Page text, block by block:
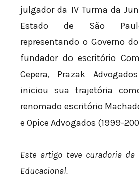
julgador da IV Turma da
Estado de São Paulo
representando o Governo
fundador do escritório
Cepera, Prazak
iniciou sua trajetória
renomado escritório
e Opice Advogados (1999-
Este artigo teve curadoria da
Educacional.